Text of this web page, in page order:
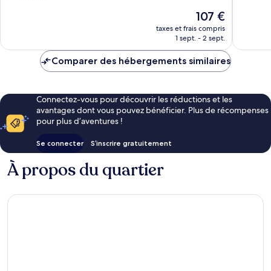
Le
nouveau
prix
de
107 €
taxes et frais compris
1 sept. - 2 sept.
Comparer des hébergements similaires
Connectez-vous pour découvrir les réductions et les
avantages dont vous pouvez bénéficier. Plus de récompenses
pour plus d’aventures !
Se connecter S’inscrire gratuitement
À propos du quartier